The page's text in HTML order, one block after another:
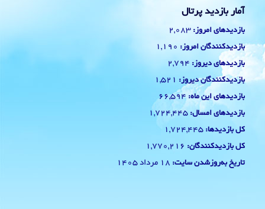
آمار بازدید پرتال
بازدیدهای امروز: 2,083
بازدیدکنندگان امروز: 1,190
بازدیدهای دیروز: 2,794
بازدیدکنندگان دیروز: 1,521
بازدیدهای این ماه: 66,594
بازدیدهای امسال: 1,724,445
کل بازدیدها: 1,724,445
کل بازدیدکنند‌گان: 1,770,216
تاریخ به‌روزشدن سایت: 18 مرداد 1405